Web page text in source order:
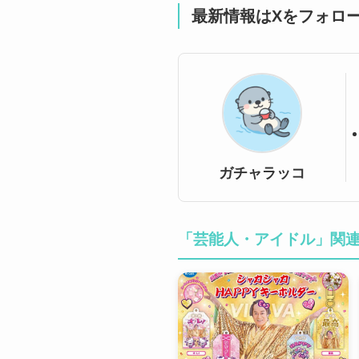
最新情報はXをフォロ
ガチャラッコ
「芸能人・アイドル」関